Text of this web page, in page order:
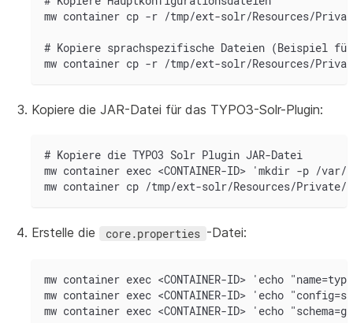
mw container cp -r /tmp/ext-solr/Resources/
# Kopiere sprachspezifische Dateien (Beispiel
mw container cp -r /tmp/ext-solr/Resources/
Kopiere die JAR-Datei für das TYPO3-Solr-Plugin:
# Kopiere die TYPO3 Solr Plugin JAR-Datei
mw container exec <CONTAINER-ID> 'mkdir -p /
mw container cp /tmp/ext-solr/Resources/
Erstelle die core.properties -Datei:
mw container exec <CONTAINER-ID> 'echo
mw container exec <CONTAINER-ID> 'echo
mw container exec <CONTAINER-ID> 'echo